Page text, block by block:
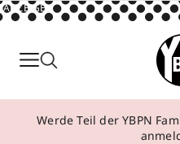
ANZEIGE
Parfum
Make-up
Werde Teil der YBPN